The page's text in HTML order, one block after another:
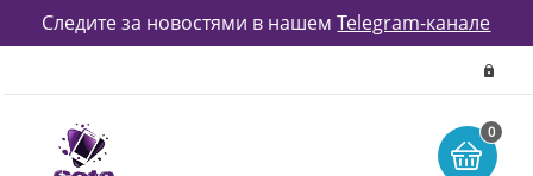
Следите за новостями в нашемTelegram-канале
0